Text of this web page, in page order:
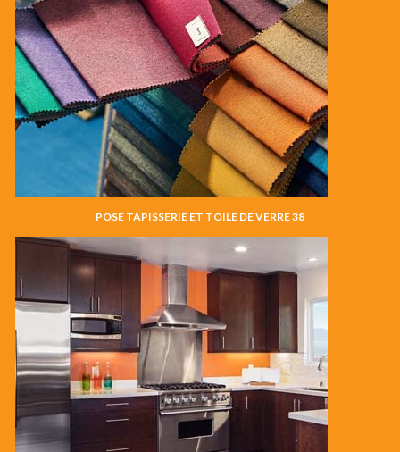
POSE TAPISSERIE ET TOILE DE VERRE 38